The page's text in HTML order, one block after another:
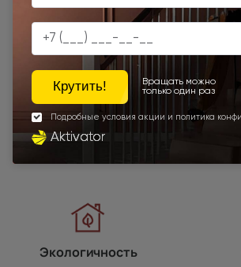
Программы
Экологичность